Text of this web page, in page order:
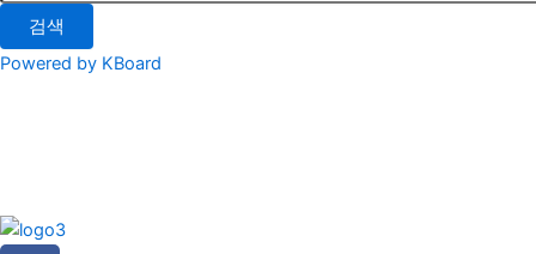
검색
Powered by KBoard